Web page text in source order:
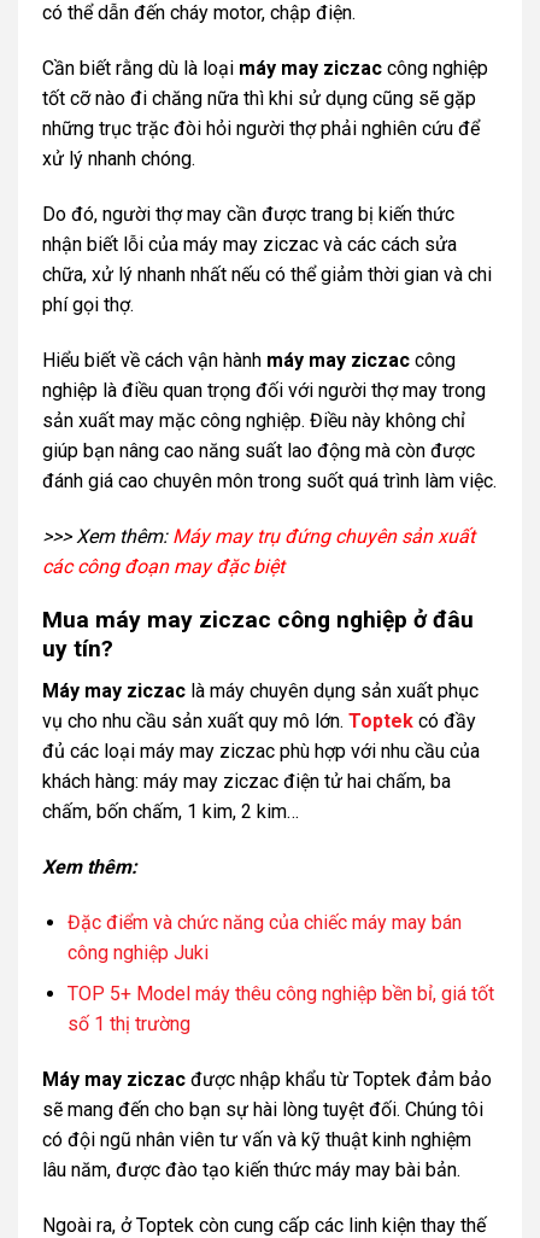
có thể dẫn đến cháy motor, chập điện.
Cần biết rằng dù là loại máy may ziczac công nghiệp
tốt cỡ nào đi chăng nữa thì khi sử dụng cũng sẽ gặp
những trục trặc đòi hỏi người thợ phải nghiên cứu để
xử lý nhanh chóng.
Do đó, người thợ may cần được trang bị kiến thức
nhận biết lỗi của máy may ziczac và các cách sửa
chữa, xử lý nhanh nhất nếu có thể giảm thời gian và chi
phí gọi thợ.
Hiểu biết về cách vận hành máy may ziczac công
nghiệp là điều quan trọng đối với người thợ may trong
sản xuất may mặc công nghiệp. Điều này không chỉ
giúp bạn nâng cao năng suất lao động mà còn được
đánh giá cao chuyên môn trong suốt quá trình làm việc.
>>> Xem thêm: Máy may trụ đứng chuyên sản xuất
các công đoạn may đặc biệt
Mua máy may ziczac công nghiệp ở đâu
uy tín?
Máy may ziczac là máy chuyên dụng sản xuất phục
vụ cho nhu cầu sản xuất quy mô lớn. Toptek có đầy
đủ các loại máy may ziczac phù hợp với nhu cầu của
khách hàng: máy may ziczac điện tử hai chấm, ba
chấm, bốn chấm, 1 kim, 2 kim…
Xem thêm:
Đặc điểm và chức năng của chiếc máy may bán
công nghiệp Juki
TOP 5+ Model máy thêu công nghiệp bền bỉ, giá tốt
số 1 thị trường
Máy may ziczac được nhập khẩu từ Toptek đảm bảo
sẽ mang đến cho bạn sự hài lòng tuyệt đối. Chúng tôi
có đội ngũ nhân viên tư vấn và kỹ thuật kinh nghiệm
lâu năm, được đào tạo kiến thức máy may bài bản.
Ngoài ra, ở Toptek còn cung cấp các linh kiện thay thế